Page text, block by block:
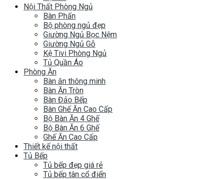
Nội Thất Phòng Ngủ
Bàn Phấn
Bộ phòng ngủ đẹp
Giường Ngủ Bọc Nệm
Giường Ngủ Gỗ
Kệ Tivi Phòng Ngủ
Tủ Quần Áo
Phòng Ăn
Bàn ăn thông minh
Bàn Ăn Tròn
Bàn Đảo Bếp
Bàn Ghế Ăn Cao Cấp
Bộ Bàn Ăn 4 Ghế
Bộ Bàn Ăn 6 Ghế
Ghế Ăn Cao Cấp
Thiết kế nội thất
Tủ Bếp
Tủ bếp đẹp giá rẻ
Tủ bếp tân cổ điển